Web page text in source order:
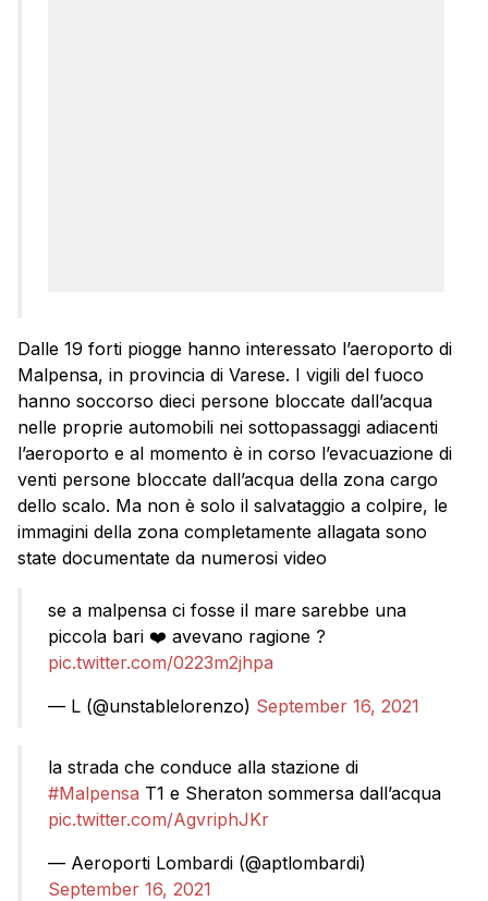
Dalle 19 forti piogge hanno interessato l’aeroporto di
Malpensa, in provincia di Varese. I vigili del fuoco
hanno soccorso dieci persone bloccate dall’acqua
nelle proprie automobili nei sottopassaggi adiacenti
l’aeroporto e al momento è in corso l’evacuazione di
venti persone bloccate dall’acqua della zona cargo
dello scalo. Ma non è solo il salvataggio a colpire, le
immagini della zona completamente allagata sono
state documentate da numerosi video
se a malpensa ci fosse il mare sarebbe una
piccola bari ❤️ avevano ragione ?
pic.twitter.com/0223m2jhpa
— L (@unstablelorenzo) September 16, 2021
la strada che conduce alla stazione di
#Malpensa T1 e Sheraton sommersa dall’acqua
pic.twitter.com/AgvriphJKr
— Aeroporti Lombardi (@aptlombardi)
September 16, 2021